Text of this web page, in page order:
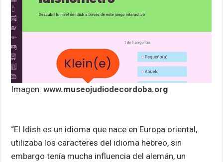
Imagen:www.museojudiodecordoba.org
“El Idish es un idioma que nace en Europa oriental,
utilizaba los caracteres del idioma hebreo, sin
embargo tenía mucha influencia del alemán, un